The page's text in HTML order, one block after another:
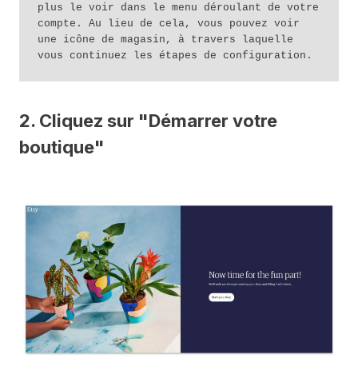
plus le voir dans le menu déroulant de votre
compte. Au lieu de cela, vous pouvez voir
une icône de magasin, à travers laquelle
vous continuez les étapes de configuration.
2. Cliquez sur "Démarrer votre
boutique"